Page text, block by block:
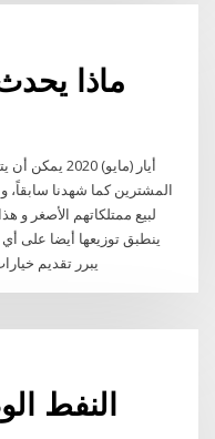
ماذا
المشترين كما شهدنا سابقاً،
ينطبق توزيعها أيضا على
النفط